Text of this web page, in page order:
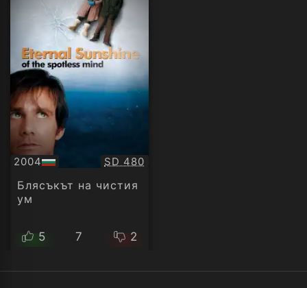
2004
БГ
аудио
Качество:
SD 480
Блясъкът на чистия
ум
5 7 2